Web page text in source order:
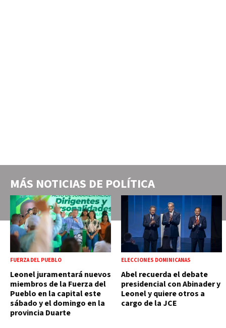
MÁS NOTICIAS DE POLÍTICA
FUERZA DEL PUEBLO
Leonel juramentará nuevos
miembros de la Fuerza del
Pueblo en la capital este
sábado y el domingo en la
provincia Duarte
ELECCIONES DOMINICANAS
Abel recuerda el debate
presidencial con Abinader y
Leonel y quiere otros a
cargo de la JCE